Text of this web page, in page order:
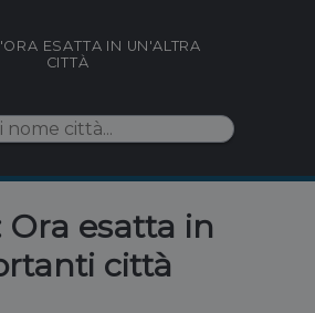
ESATTA IN UN'ALTRA
CITTÀ
esatta in
città